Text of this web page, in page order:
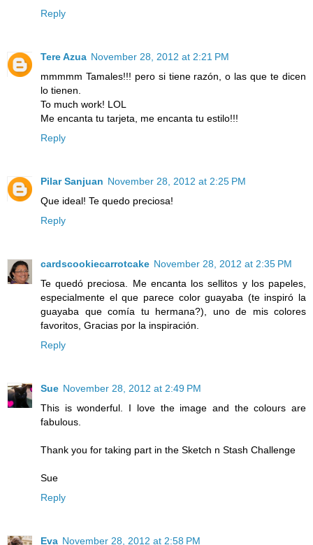
Reply
Tere Azua November 28, 2012 at 2:21 PM
mmmmm Tamales!!! pero si tiene razón, o las que te dicen
lo tienen.
To much work! LOL
Me encanta tu tarjeta, me encanta tu estilo!!!
Reply
Pilar Sanjuan November 28, 2012 at 2:25 PM
Que ideal! Te quedo preciosa!
Reply
cardscookiecarrotcake November 28, 2012 at 2:35 PM
Te quedó preciosa. Me encanta los sellitos y los papeles,
especialmente el que parece color guayaba (te inspiró la
guayaba que comía tu hermana?), uno de mis colores
favoritos, Gracias por la inspiración.
Reply
Sue November 28, 2012 at 2:49 PM
This is wonderful. I love the image and the colours are
fabulous.
Thank you for taking part in the Sketch n Stash Challenge
Sue
Reply
Eva November 28, 2012 at 2:58 PM